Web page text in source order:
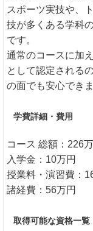
スポーツ実技や、
技が多くある学科
です。
通常のコースに加
として認定される
の面でも安心できま
学費詳細・費用
コース 総額：226
入学金：10万円
授業料・演習費：
諸経費：56万円
取得可能な資格一覧